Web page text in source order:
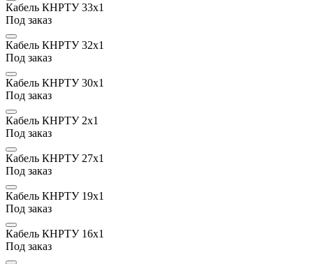
Кабель КНРТУ 33х1
Под заказ
Кабель КНРТУ 32х1
Под заказ
Кабель КНРТУ 30х1
Под заказ
Кабель КНРТУ 2х1
Под заказ
Кабель КНРТУ 27х1
Под заказ
Кабель КНРТУ 19х1
Под заказ
Кабель КНРТУ 16х1
Под заказ